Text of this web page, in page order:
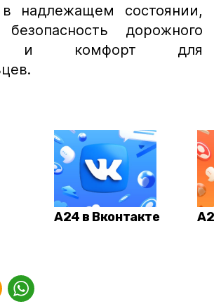
надлежащем состоянии,
безопасность дорожного
и комфорт для
А24 в Вконтакте